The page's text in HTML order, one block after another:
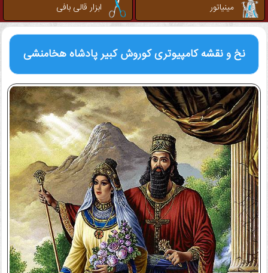
مینیاتور
ابزار قالی بافی
نخ و نقشه کامپیوتریکوروش کبیر پادشاه هخامنشی